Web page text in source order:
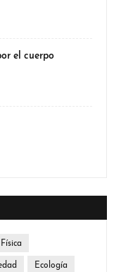
el cuerpo
Física
Ecología